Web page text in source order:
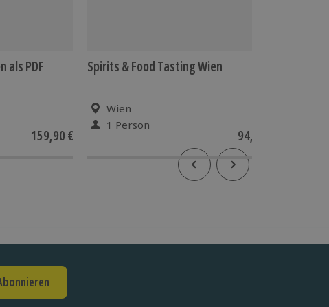
als PDF
159,90 €
Spirits & Food Tasting Wien
Wien
1 Person
94,90 €